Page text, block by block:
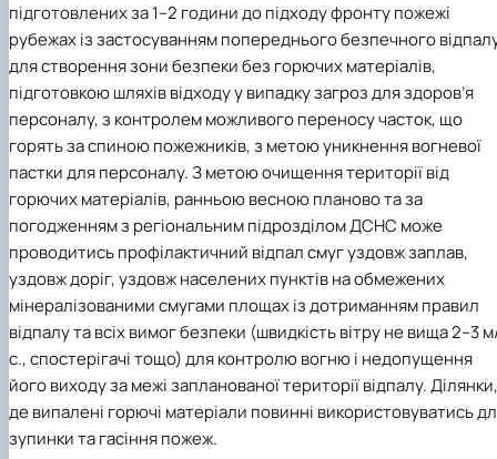
підготовлених за 1–2 години до підходу фронту пожежі
рубежах із застосуванням попереднього безпечного
для створення зони безпеки без горючих матеріалів,
підготовкою шляхів відходу у випадку загроз для здоров’я
персоналу, з контролем можливого переносу часток, що
горять за спиною пожежників, з метою уникнення вогневої
пастки для персоналу. З метою очищення території від
горючих матеріалів, ранньою весною планово та за
погодженням з регіональним підрозділом ДСНС може
проводитись профілактичний відпал смуг уздовж заплав,
уздовж доріг, уздовж населених пунктів на обмежених
мінералізованими смугами площах із дотриманням правил
відпалу та всіх вимог безпеки (швидкість вітру не вища 2–3
с., спостерігачі тощо) для контролю вогню і недопущення
його виходу за межі запланованої території відпалу. Ділянки,
де випалені горючі матеріали повинні використовуватись
зупинки та гасіння пожеж.